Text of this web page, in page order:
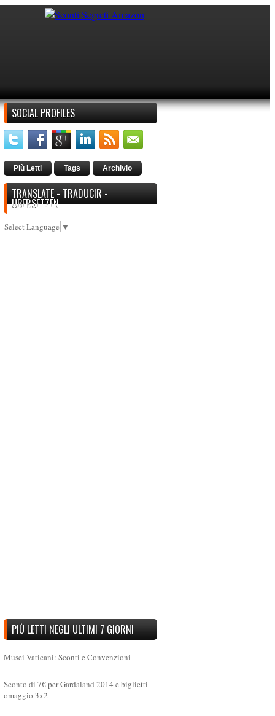
SOCIAL PROFILES
Più Letti Tags Archivio
TRANSLATE - TRADUCIR -
ÜBERSETZEN
Select Language ▼
PIÙ LETTI NEGLI ULTIMI 7 GIORNI
Musei Vaticani: Sconti e Convenzioni
Sconto di 7€ per Gardaland 2014 e biglietti
omaggio 3x2